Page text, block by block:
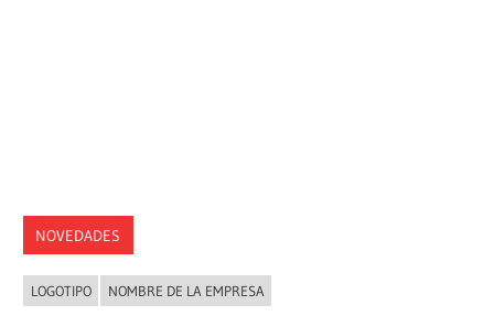
NOVEDADES
LOGOTIPO NOMBRE DE LA EMPRESA